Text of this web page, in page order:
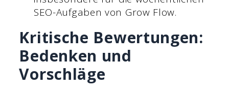
SEO-Aufgaben von Grow Flow.
Kritische Bewertungen:
Bedenken und
Vorschläge